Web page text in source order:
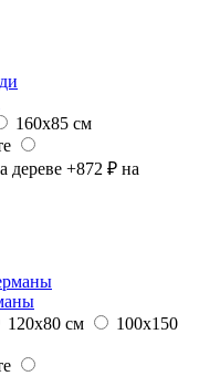
160х85 см
на
120х80 см
100х150